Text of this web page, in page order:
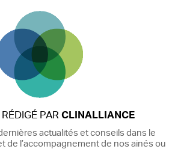
PAR CLINALLIANCE
actualités et conseils dans le
de l’accompagnement de nos ainés ou